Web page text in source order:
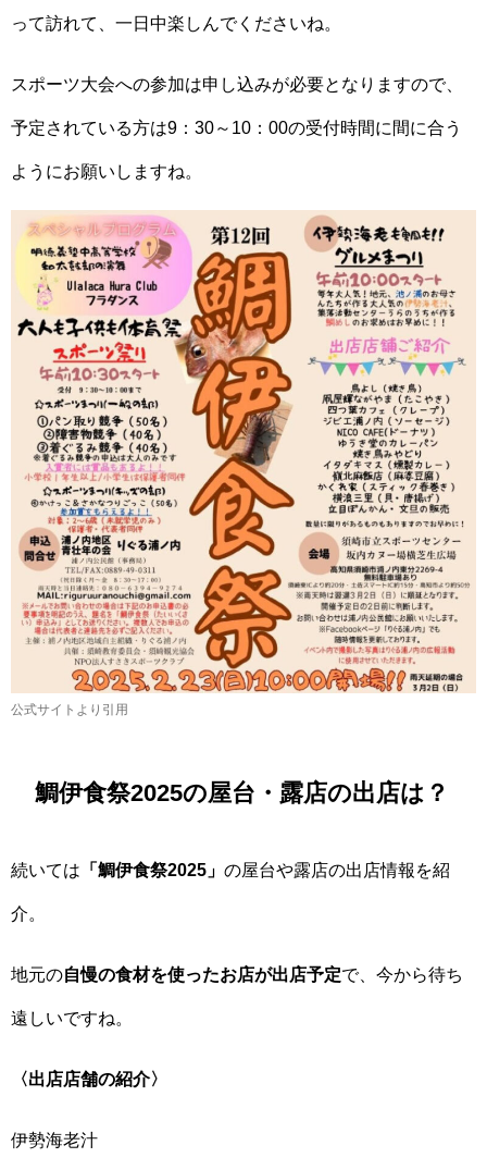
って訪れて、一日中楽しんでくださいね。
スポーツ大会への参加は申し込みが必要となりますので、
予定されている方は9：30～10：00の受付時間に間に合う
ようにお願いしますね。
公式サイトより引用
鯛伊食祭2025の屋台・露店の出店は？
続いては 「鯛伊食祭2025」 の屋台や露店の出店情報を紹
介。
地元の自慢の食材を使ったお店が出店予定で、今から待ち
遠しいですね。
〈出店店舗の紹介〉
伊勢海老汁